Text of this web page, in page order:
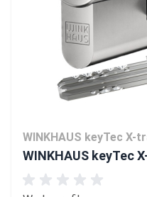
WINKHAUS keyTec X-
WINKHAUS keyTec